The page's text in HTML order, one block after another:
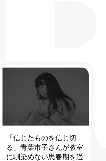
「信じたものを信じ切
る」青葉市子さんが教室
に馴染めない思春期を過